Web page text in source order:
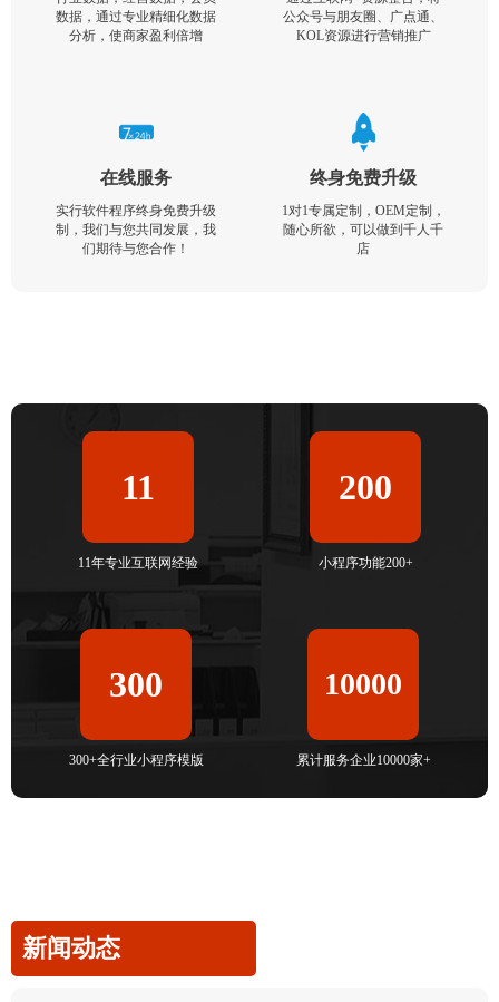
数据，通过专业精细化数据
分析，使商家盈利倍增
公众号与朋友圈、广点通、
KOL资源进行营销推广
在线服务
实行软件程序终身免费升级
制，我们与您共同发展，我
们期待与您合作！
终身免费升级
1对1专属定制，OEM定制，
随心所欲，可以做到千人千
店
11
11年专业互联网经验
200
小程序功能200+
300
300+全行业小程序模版
10000
累计服务企业10000家+
新闻动态